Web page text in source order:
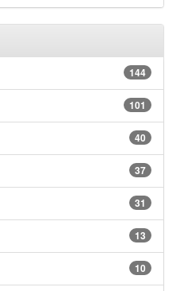
144
101
40
37
31
13
10